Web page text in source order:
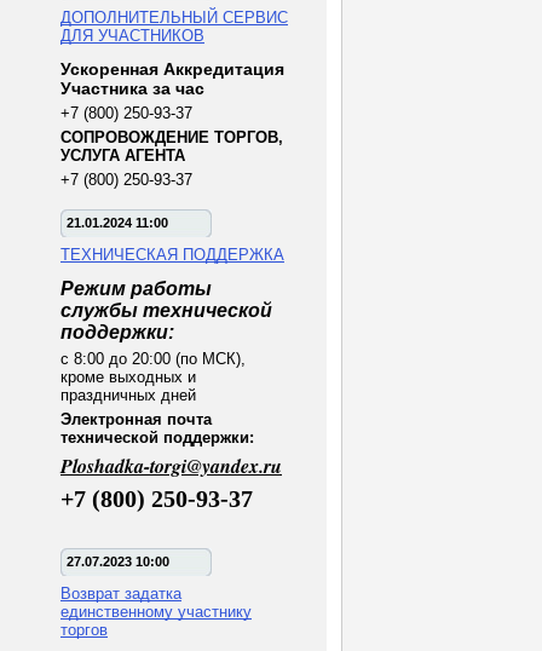
ДОПОЛНИТЕЛЬНЫЙ СЕРВИС
ДЛЯ УЧАСТНИКОВ
Ускоренная Аккредитация
Участника за час
+7 (800) 250-93-37
СОПРОВОЖДЕНИЕ ТОРГОВ,
УСЛУГА АГЕНТА
+7 (800) 250-93-37
21.01.2024 11:00
ТЕХНИЧЕСКАЯ ПОДДЕРЖКА
Режим работы
службы технической
поддержки:
с 8:00 до 20:00 (по МСК),
кроме выходных и
праздничных дней
Электронная почта
технической поддержки:
Ploshadka-torgi@yandex.ru
+7 (800) 250-93-37
27.07.2023 10:00
Возврат задатка
единственному участнику
торгов